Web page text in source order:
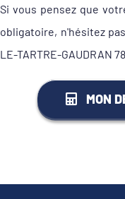
Si vous pensez que
obligatoire, n'hésitez
LE-TARTRE-GAUDRAN
MON